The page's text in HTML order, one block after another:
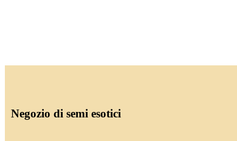
Negozio di semi esotici